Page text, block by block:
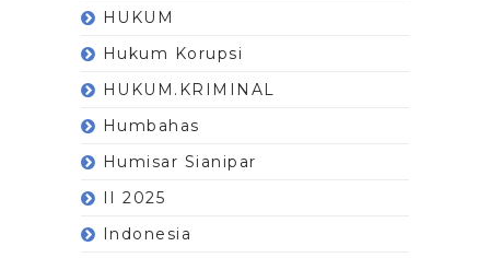
HUKUM
Hukum Korupsi
HUKUM.KRIMINAL
Humbahas
Humisar Sianipar
II 2025
Indonesia